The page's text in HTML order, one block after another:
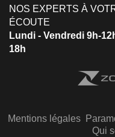
NOS EXPERTS À
ÉCOUTE
Lundi - Vendredi 9h-
18h
Mentions légales
Qui